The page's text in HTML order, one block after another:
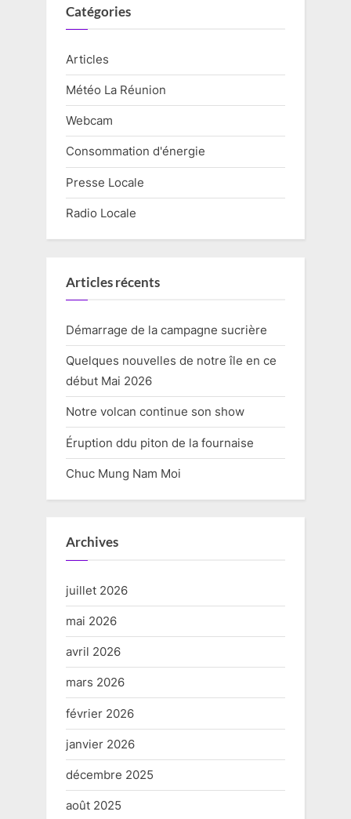
Catégories
Articles
Météo La Réunion
Webcam
Consommation d'énergie
Presse Locale
Radio Locale
Articles récents
Démarrage de la campagne sucrière
Quelques nouvelles de notre île en ce
début Mai 2026
Notre volcan continue son show
Éruption ddu piton de la fournaise
Chuc Mung Nam Moi
Archives
juillet 2026
mai 2026
avril 2026
mars 2026
février 2026
janvier 2026
décembre 2025
août 2025